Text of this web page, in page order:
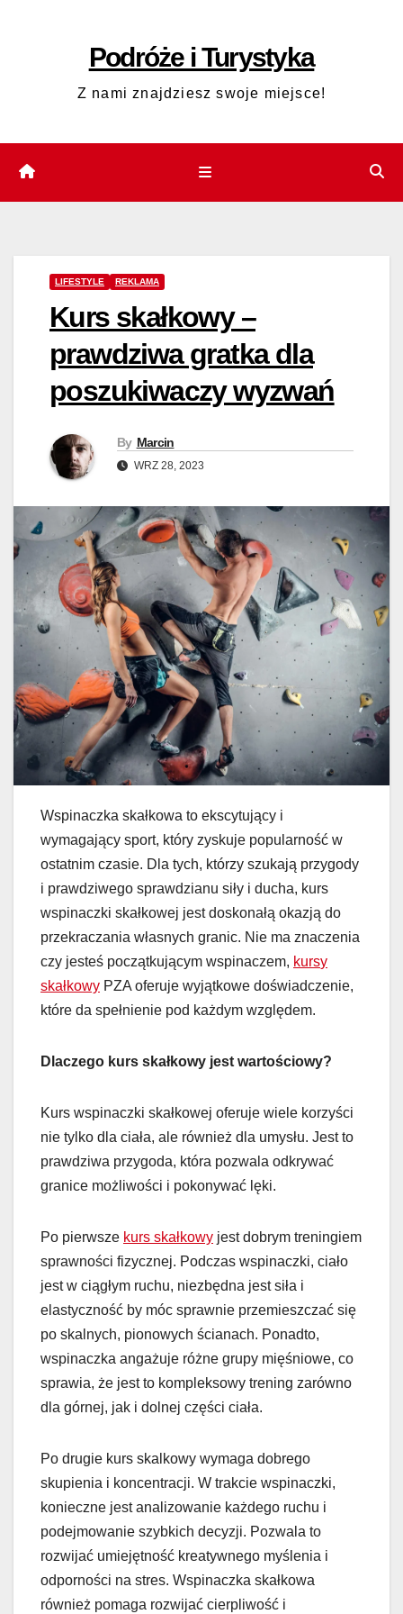
Podróże i Turystyka
Z nami znajdziesz swoje miejsce!
LIFESTYLE REKLAMA
Kurs skałkowy –
prawdziwa gratka dla
poszukiwaczy wyzwań
By Marcin
WRZ 28, 2023
Wspinaczka skałkowa to ekscytujący i
wymagający sport, który zyskuje popularność w
ostatnim czasie. Dla tych, którzy szukają przygody
i prawdziwego sprawdzianu siły i ducha, kurs
wspinaczki skałkowej jest doskonałą okazją do
przekraczania własnych granic. Nie ma znaczenia
czy jesteś początkującym wspinaczem, kursy
skałkowy PZA oferuje wyjątkowe doświadczenie,
które da spełnienie pod każdym względem.
Dlaczego kurs skałkowy jest wartościowy?
Kurs wspinaczki skałkowej oferuje wiele korzyści
nie tylko dla ciała, ale również dla umysłu. Jest to
prawdziwa przygoda, która pozwala odkrywać
granice możliwości i pokonywać lęki.
Po pierwsze kurs skałkowy jest dobrym treningiem
sprawności fizycznej. Podczas wspinaczki, ciało
jest w ciągłym ruchu, niezbędna jest siła i
elastyczność by móc sprawnie przemieszczać się
po skalnych, pionowych ścianach. Ponadto,
wspinaczka angażuje różne grupy mięśniowe, co
sprawia, że jest to kompleksowy trening zarówno
dla górnej, jak i dolnej części ciała.
Po drugie kurs skalkowy wymaga dobrego
skupienia i koncentracji. W trakcie wspinaczki,
konieczne jest analizowanie każdego ruchu i
podejmowanie szybkich decyzji. Pozwala to
rozwijać umiejętność kreatywnego myślenia i
odporności na stres. Wspinaczka skałkowa
również pomaga rozwijać cierpliwość i